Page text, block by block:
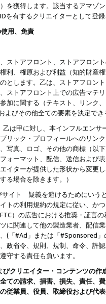
を獲得します。該当するアマゾ
を有するクリエイターとして登
用、免責
ストアフロント、ストアフロン
利、権原および利益（知的財産
とします。乙は、ストアフロン
ストアフロント上での広告マテ
加に関する（テキスト、リンク
よびその他全ての要素を決定で
は甲に対し、本インフルエンサ
リック・プロフィールへのリン
写真、ロゴ、その他の商標（以
ォーマット、配信、送信および
イターが提供した形状から変更
る場合を除きます。）
イト 疑義を避けるためにいう
トの利用規約の規定に従い、か
）の広告における推奨・証言
に関連して他の製造業者、配信
(「#Ad」または「#Sponsored
政省令、規則、規制、命令、許
守する責任も負います。
クリエイター・コンテンツの
ての請求、損害、損失、責任、
従業員、役員、取締役および代